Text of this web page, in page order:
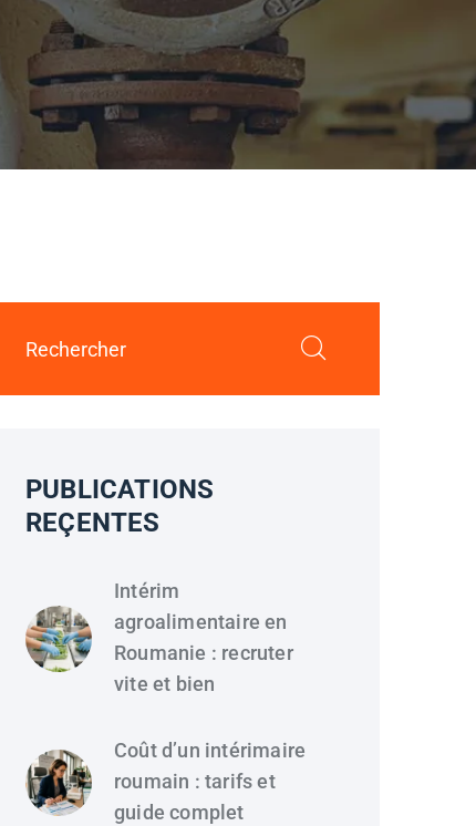
PUBLICATIONS
REÇENTES
Intérim
agroalimentaire en
Roumanie : recruter
vite et bien
Coût d’un intérimaire
roumain : tarifs et
guide complet